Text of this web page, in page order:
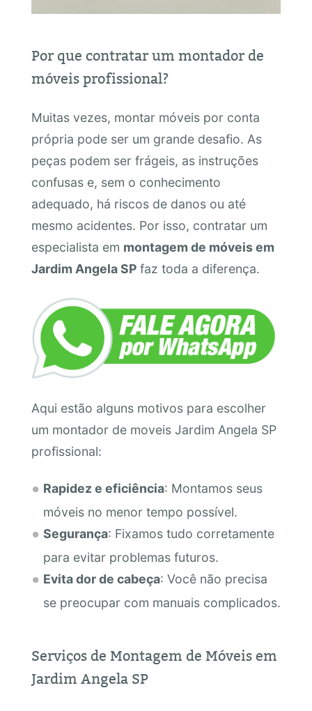
Por que contratar um montador de
móveis profissional?
Muitas vezes, montar móveis por conta
própria pode ser um grande desafio. As
peças podem ser frágeis, as instruções
confusas e, sem o conhecimento
adequado, há riscos de danos ou até
mesmo acidentes. Por isso, contratar um
especialista em montagem de móveis em
Jardim Angela SPfaz toda a diferença.
Aqui estão alguns motivos para escolher
um montador de moveis Jardim Angela SP
profissional:
Rapidez e eficiência: Montamos seus
móveis no menor tempo possível.
Segurança: Fixamos tudo corretamente
para evitar problemas futuros.
Evita dor de cabeça: Você não precisa
se preocupar com manuais complicados.
Serviços de Montagem de Móveis em
Jardim Angela SP